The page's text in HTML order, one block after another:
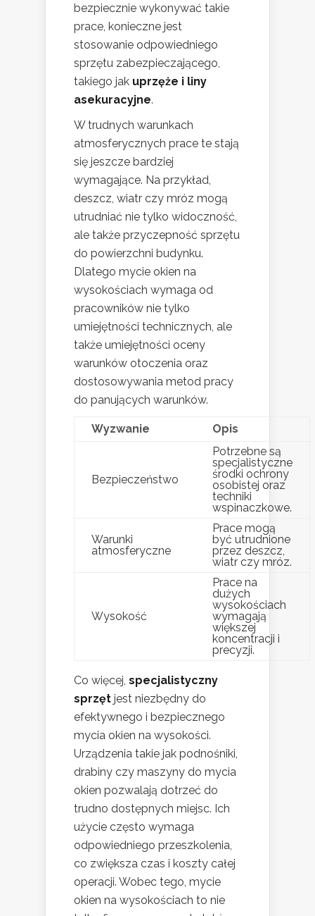
bezpiecznie wykonywać takie
prace, konieczne jest
stosowanie odpowiedniego
sprzętu zabezpieczającego,
takiego jak uprzęże i liny
asekuracyjne.
W trudnych warunkach
atmosferycznych prace te stają
się jeszcze bardziej
wymagające. Na przykład,
deszcz, wiatr czy mróz mogą
utrudniać nie tylko widoczność,
ale także przyczepność sprzętu
do powierzchni budynku.
Dlatego mycie okien na
wysokościach wymaga od
pracowników nie tylko
umiejętności technicznych, ale
także umiejętności oceny
warunków otoczenia oraz
dostosowywania metod pracy
do panujących warunków.
Wyzwanie Opis
Bezpieczeństwo
Potrzebne są
specjalistyczne
środki ochrony
osobistej oraz
techniki
wspinaczkowe.
Warunki
atmosferyczne
Prace mogą
być utrudnione
przez deszcz,
wiatr czy mróz.
Wysokość
Prace na
dużych
wysokościach
wymagają
większej
koncentracji i
precyzji.
Co więcej, specjalistyczny
sprzęt jest niezbędny do
efektywnego i bezpiecznego
mycia okien na wysokości.
Urządzenia takie jak podnośniki,
drabiny czy maszyny do mycia
okien pozwalają dotrzeć do
trudno dostępnych miejsc. Ich
użycie często wymaga
odpowiedniego przeszkolenia,
co zwiększa czas i koszty całej
operacji. Wobec tego, mycie
okien na wysokościach to nie